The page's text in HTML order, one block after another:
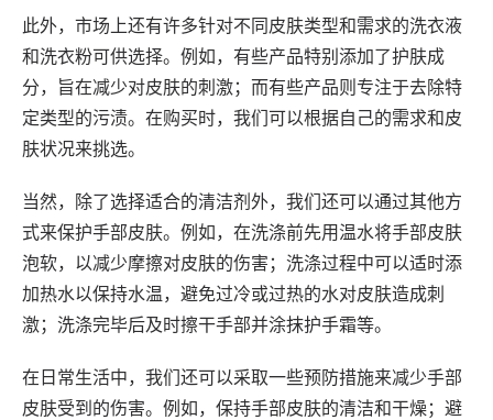
此外，市场上还有许多针对不同皮肤类型和需求的洗衣液
和洗衣粉可供选择。例如，有些产品特别添加了护肤成
分，旨在减少对皮肤的刺激；而有些产品则专注于去除特
定类型的污渍。在购买时，我们可以根据自己的需求和皮
肤状况来挑选。
当然，除了选择适合的清洁剂外，我们还可以通过其他方
式来保护手部皮肤。例如，在洗涤前先用温水将手部皮肤
泡软，以减少摩擦对皮肤的伤害；洗涤过程中可以适时添
加热水以保持水温，避免过冷或过热的水对皮肤造成刺
激；洗涤完毕后及时擦干手部并涂抹护手霜等。
在日常生活中，我们还可以采取一些预防措施来减少手部
皮肤受到的伤害。例如，保持手部皮肤的清洁和干燥；避